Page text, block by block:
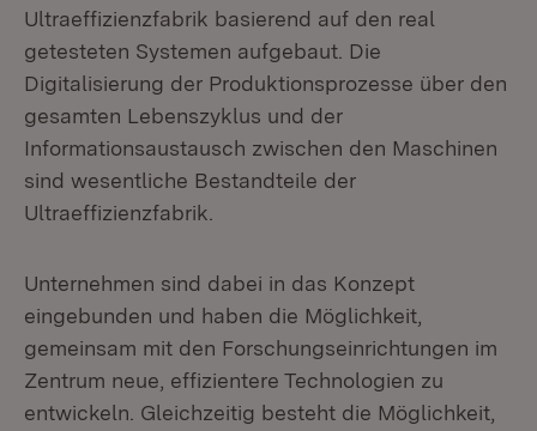
Ultraeffizienzfabrik basierend auf den real
getesteten Systemen aufgebaut. Die
Digitalisierung der Produktionsprozesse über den
gesamten Lebenszyklus und der
Informationsaustausch zwischen den Maschinen
sind wesentliche Bestandteile der
Ultraeffizienzfabrik.
Unternehmen sind dabei in das Konzept
eingebunden und haben die Möglichkeit,
gemeinsam mit den Forschungseinrichtungen im
Zentrum neue, effizientere Technologien zu
entwickeln. Gleichzeitig besteht die Möglichkeit,